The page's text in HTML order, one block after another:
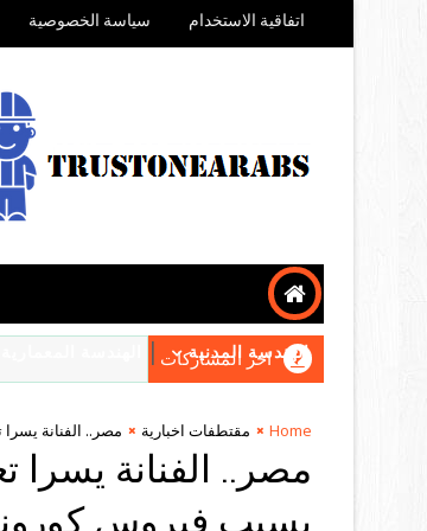
اتفاقية الاستخدام سياسة الخصوصية
الهندسة المدنية
اخر المشاركات
Home مقتطفات اخبارية مصر.. الفنانة
مصر.. الفنانة يسرا